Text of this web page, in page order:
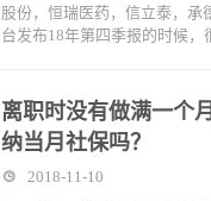
股份，恒瑞医药，信立泰，承
台发布18年第四季报的时候，
离职时没有做满一个
纳当月社保吗？
2018-11-10